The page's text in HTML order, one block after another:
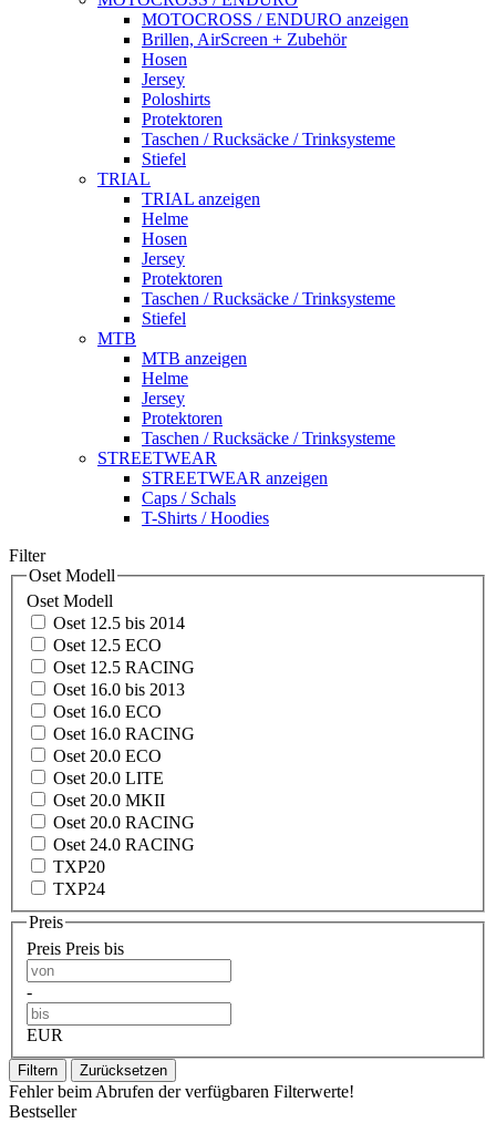
MOTOCROSS / ENDURO anzeigen
Brillen, AirScreen + Zubehör
Hosen
Jersey
Poloshirts
Protektoren
Taschen / Rucksäcke / Trinksysteme
Stiefel
TRIAL
TRIAL anzeigen
Helme
Hosen
Jersey
Protektoren
Taschen / Rucksäcke / Trinksysteme
Stiefel
MTB
MTB anzeigen
Helme
Jersey
Protektoren
Taschen / Rucksäcke / Trinksysteme
STREETWEAR
STREETWEAR anzeigen
Caps / Schals
T-Shirts / Hoodies
Filter
Oset Modell
Oset Modell
Oset 12.5 bis 2014
Oset 12.5 ECO
Oset 12.5 RACING
Oset 16.0 bis 2013
Oset 16.0 ECO
Oset 16.0 RACING
Oset 20.0 ECO
Oset 20.0 LITE
Oset 20.0 MKII
Oset 20.0 RACING
Oset 24.0 RACING
TXP20
TXP24
Preis
Preis Preis bis
-
EUR
Filtern Zurücksetzen
Fehler beim Abrufen der verfügbaren Filterwerte!
Bestseller